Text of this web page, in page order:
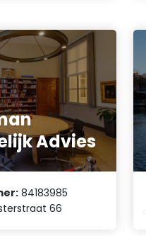
Advies
84183985
66